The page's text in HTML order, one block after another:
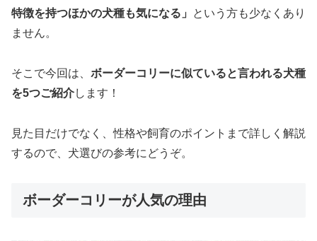
特徴を持つほかの犬種も気になる」
という方も少なくあり
ません。
そこで今回は、 ボーダーコリーに似ていると言われる犬種
を5つご紹介します！
見た目だけでなく、性格や飼育のポイントまで詳しく解説
するので、犬選びの参考にどうぞ。
ボーダーコリーが人気の理由